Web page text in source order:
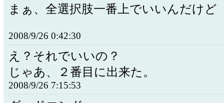
まぁ、全選択肢一番上でいいんだけど
2008/9/26 0:42:30
え？それでいいの？
じゃあ、２番目に出来た。
2008/9/26 7:15:53